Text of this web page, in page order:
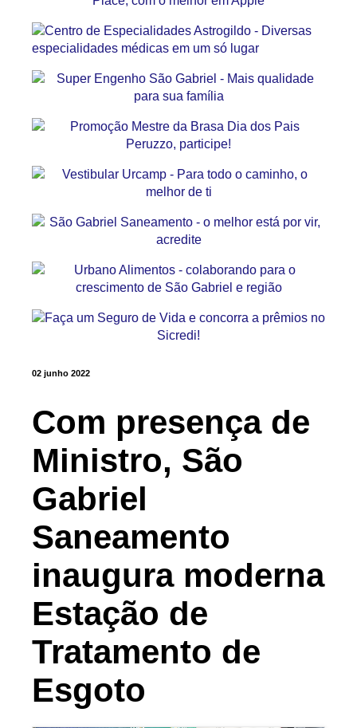
02 junho 2022
Com presença de
Ministro, São
Gabriel
Saneamento
inaugura moderna
Estação de
Tratamento de
Esgoto